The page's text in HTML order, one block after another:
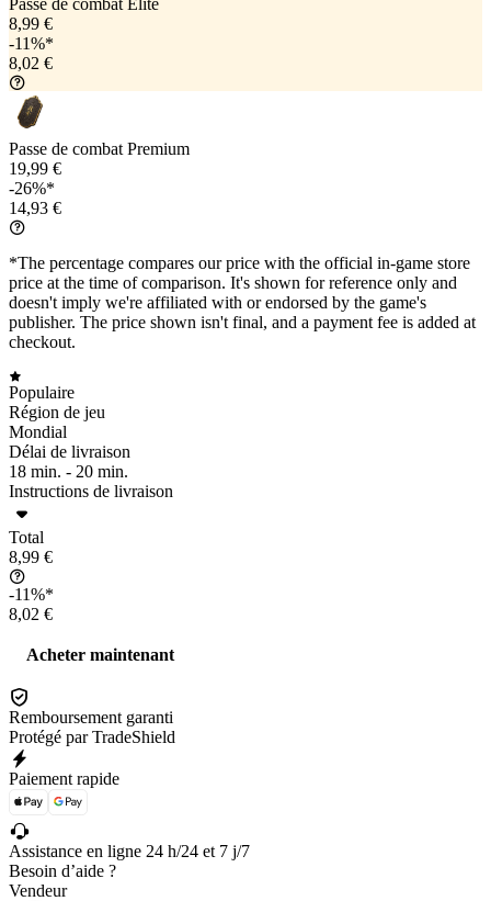
Passe de combat Élite
8,99 €
-11%*
8,02 €
Passe de combat Premium
19,99 €
-26%*
14,93 €
*The percentage compares our price with the official in-game store
price at the time of comparison. It's shown for reference only and
doesn't imply we're affiliated with or endorsed by the game's
publisher. The price shown isn't final, and a payment fee is added at
checkout.
Populaire
Région de jeu
Mondial
Délai de livraison
18 min. - 20 min.
Instructions de livraison
Total
8,99 €
-11%*
8,02 €
Acheter maintenant
Remboursement garanti
Protégé par TradeShield
Paiement rapide
Assistance en ligne 24 h/24 et 7 j/7
Besoin d’aide ?
Vendeur